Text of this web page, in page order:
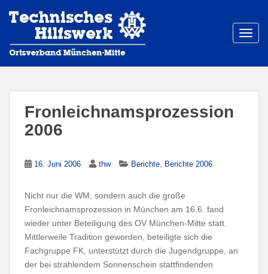
Fronleichnamsprozession
2006
16. Juni 2006 thw Berichte Berichte 2006
Nicht nur die WM, sondern auch die große
Fronleichnamsprozession in München am 16.6. fand
wieder unter Beteiligung des OV München-Mitte statt.
Mittlerweile Tradition geworden, beteiligte sich die
Fachgruppe FK, unterstützt durch die Jugendgruppe, an
der bei strahlendem Sonnenschein stattfindenden